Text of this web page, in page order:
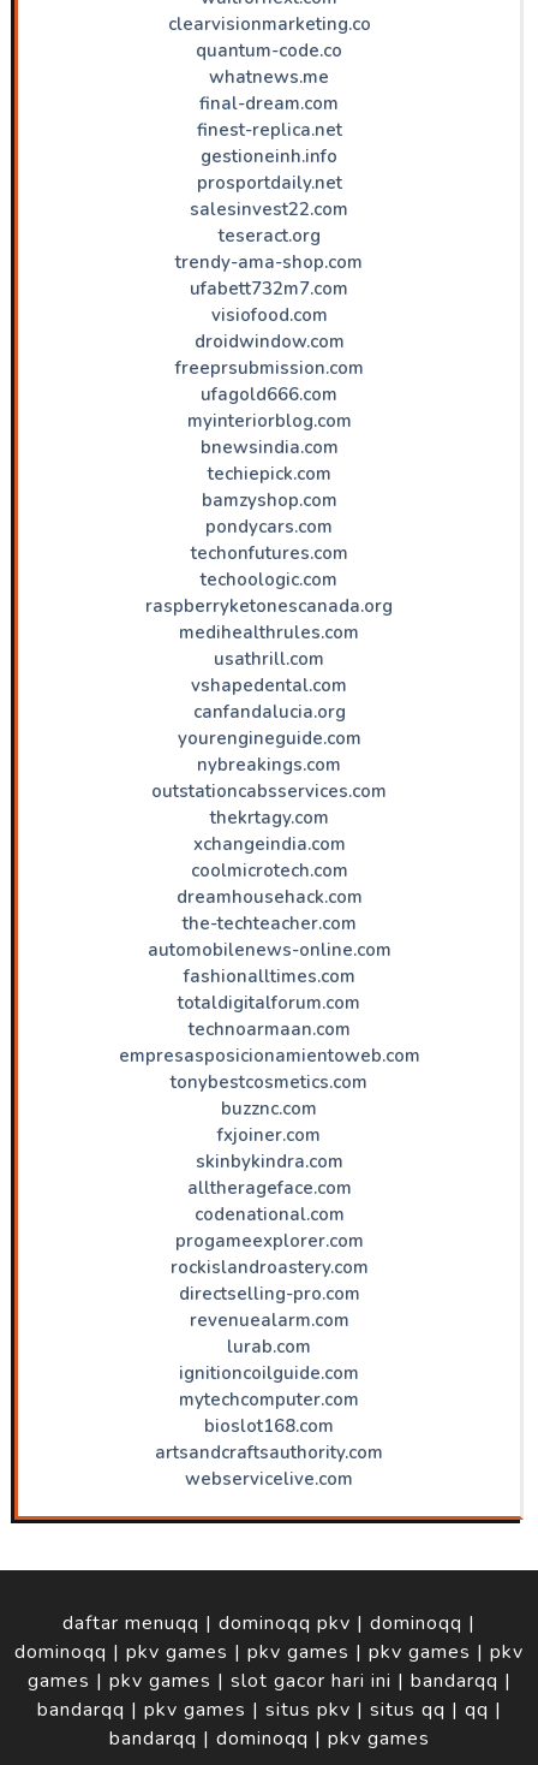
clearvisionmarketing.co
quantum-code.co
whatnews.me
final-dream.com
finest-replica.net
gestioneinh.info
prosportdaily.net
salesinvest22.com
teseract.org
trendy-ama-shop.com
ufabett732m7.com
visiofood.com
droidwindow.com
freeprsubmission.com
ufagold666.com
myinteriorblog.com
bnewsindia.com
techiepick.com
bamzyshop.com
pondycars.com
techonfutures.com
techoologic.com
raspberryketonescanada.org
medihealthrules.com
usathrill.com
vshapedental.com
canfandalucia.org
yourengineguide.com
nybreakings.com
outstationcabsservices.com
thekrtagy.com
xchangeindia.com
coolmicrotech.com
dreamhousehack.com
the-techteacher.com
automobilenews-online.com
fashionalltimes.com
totaldigitalforum.com
technoarmaan.com
empresasposicionamientoweb.com
tonybestcosmetics.com
buzznc.com
fxjoiner.com
skinbykindra.com
alltherageface.com
codenational.com
progameexplorer.com
rockislandroastery.com
directselling-pro.com
revenuealarm.com
lurab.com
ignitioncoilguide.com
mytechcomputer.com
bioslot168.com
artsandcraftsauthority.com
webservicelive.com
daftar menuqq | dominoqq pkv | dominoqq |
dominoqq | pkv games | pkv games | pkv games | pkv
games | pkv games | slot gacor hari ini | bandarqq |
bandarqq | pkv games | situs pkv | situs qq | qq |
bandarqq | dominoqq | pkv games